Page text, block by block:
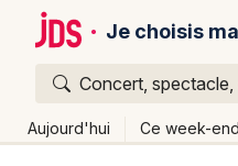
Je choisis
Concert, spectacle,
Aujourd'hui Ce week-end
Quoi ?